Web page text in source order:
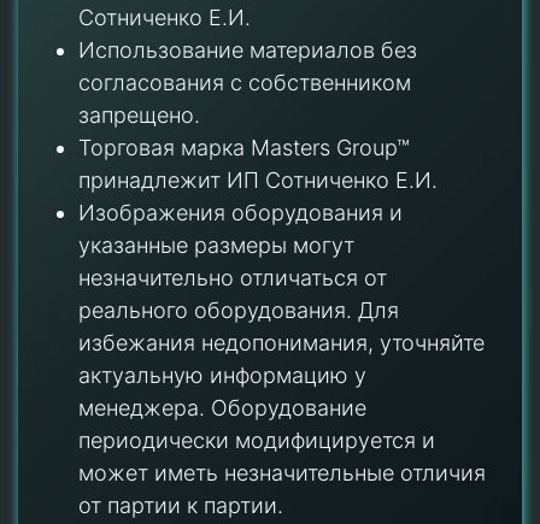
Сотниченко Е.И.
Использование материалов без
согласования с собственником
запрещено.
Торговая марка Masters Group™
принадлежит ИП Сотниченко Е.И.
Изображения оборудования и
указанные размеры могут
незначительно отличаться от
реального оборудования. Для
избежания недопонимания, уточняйте
актуальную информацию у
менеджера. Оборудование
периодически модифицируется и
может иметь незначительные отличия
от партии к партии.